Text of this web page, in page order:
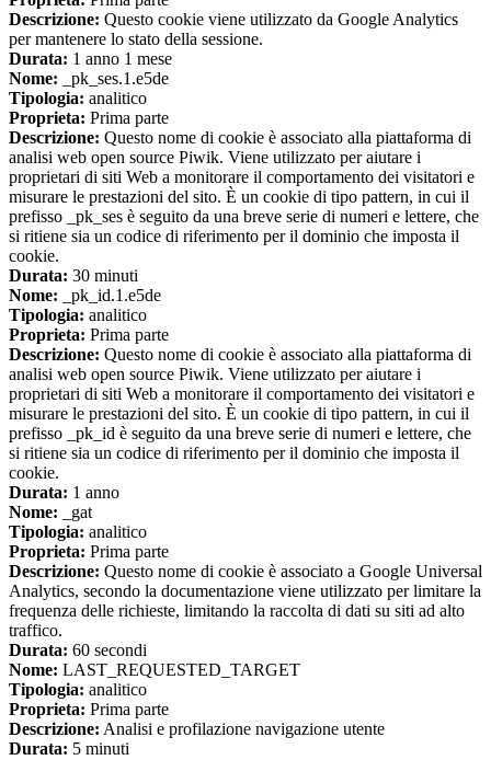
Descrizione: Questo cookie viene utilizzato da Google Analytics
per mantenere lo stato della sessione.
Durata: 1 anno 1 mese
Nome: _pk_ses.1.e5de
Tipologia: analitico
Proprieta: Prima parte
Descrizione: Questo nome di cookie è associato alla piattaforma di
analisi web open source Piwik. Viene utilizzato per aiutare i
proprietari di siti Web a monitorare il comportamento dei visitatori e
misurare le prestazioni del sito. È un cookie di tipo pattern, in cui il
prefisso _pk_ses è seguito da una breve serie di numeri e lettere, che
si ritiene sia un codice di riferimento per il dominio che imposta il
cookie.
Durata: 30 minuti
Nome: _pk_id.1.e5de
Tipologia: analitico
Proprieta: Prima parte
Descrizione: Questo nome di cookie è associato alla piattaforma di
analisi web open source Piwik. Viene utilizzato per aiutare i
proprietari di siti Web a monitorare il comportamento dei visitatori e
misurare le prestazioni del sito. È un cookie di tipo pattern, in cui il
prefisso _pk_id è seguito da una breve serie di numeri e lettere, che
si ritiene sia un codice di riferimento per il dominio che imposta il
cookie.
Durata: 1 anno
Nome: _gat
Tipologia: analitico
Proprieta: Prima parte
Descrizione: Questo nome di cookie è associato a Google Universal
Analytics, secondo la documentazione viene utilizzato per limitare la
frequenza delle richieste, limitando la raccolta di dati su siti ad alto
traffico.
Durata: 60 secondi
Nome: LAST_REQUESTED_TARGET
Tipologia: analitico
Proprieta: Prima parte
Descrizione: Analisi e profilazione navigazione utente
Durata: 5 minuti